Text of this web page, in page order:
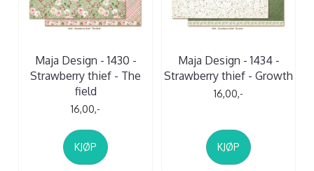
Maja Design - 1430 -
Strawberry thief - The
field
16,00,-
KJØP
Maja Design - 1434 -
Strawberry thief - Growth
16,00,-
KJØP